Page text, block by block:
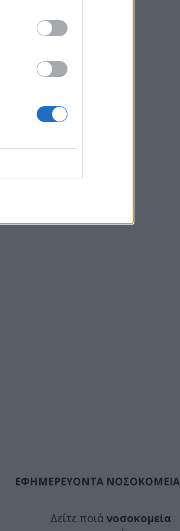
ΕΦΗΜΕΡΕΥΟΝΤΑ ΝΟΣΟΚΟΜΕΙΑ
Δείτε ποιά νοσοκομεία